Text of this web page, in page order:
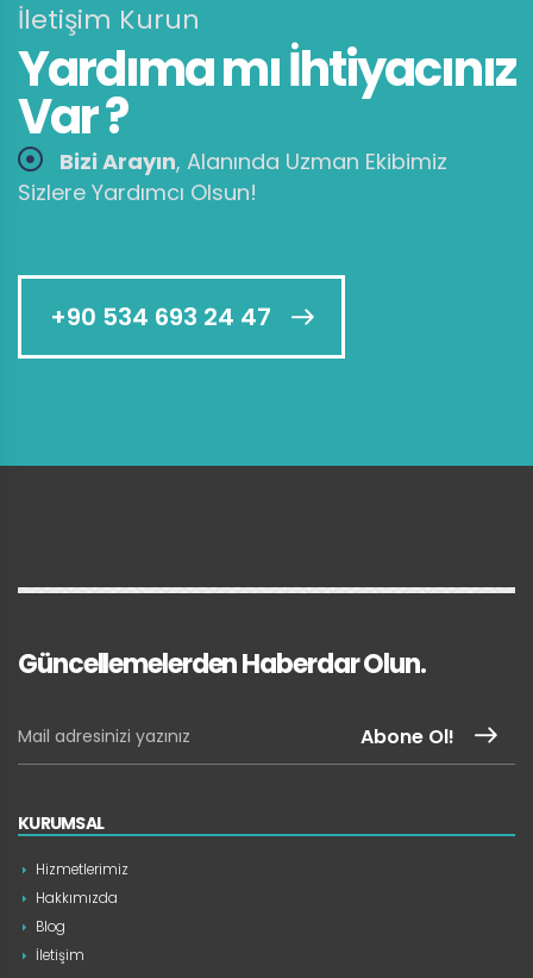
İletişim Kurun
Yardıma mı İhtiyacınız
Var ?
Bizi Arayın, Alanında Uzman Ekibimiz
Sizlere Yardımcı Olsun!
+90 534 693 24 47
Güncellemelerden Haberdar Olun.
Abone Ol!
KURUMSAL
Hizmetlerimiz
Hakkımızda
Blog
İletişim